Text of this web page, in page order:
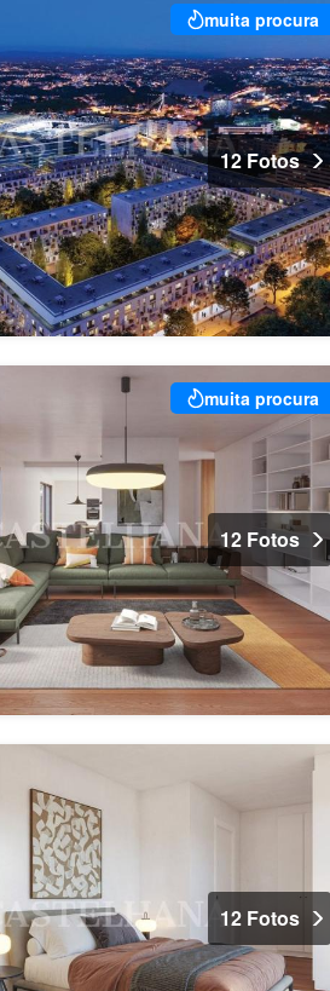
muita procura
12 Fotos
muita procura
12 Fotos
12 Fotos